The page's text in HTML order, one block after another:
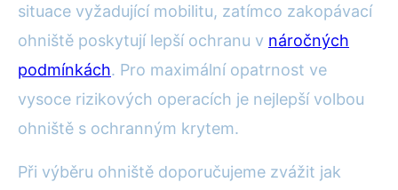
situace vyžadující mobilitu, zatímco zakopávací
ohniště poskytují lepší ochranu v náročných
podmínkách. Pro maximální opatrnost ve
vysoce rizikových operacích je nejlepší volbou
ohniště s ochranným krytem.
Při výběru ohniště doporučujeme zvážit jak